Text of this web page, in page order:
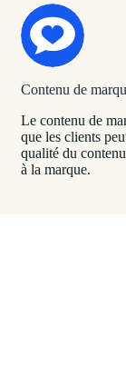
Contenu de
Le contenu de
que les clients
qualité du
à la marque.